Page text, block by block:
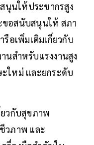
นให้ประชากรสูง
ขอสนับสนุนให้ สภา
รือเพิ่มเติมเกี่ยวกับ
นสำหรับแรงงานสูง
ใหม่ และยกระดับ
ยวกับสุขภาพ
วภาพ และ